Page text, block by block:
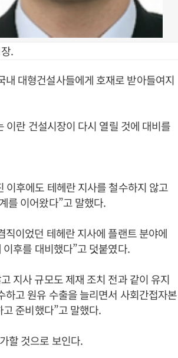
.
대형건설사들에게 호재로 받아들여지
이란 건설시장이 다시 열릴 것에 대비를
이후에도 테헤란 지사를 철수하지 않고
를 이어왔다”고 말했다.
이었던 테헤란 지사에 플랜트 분야에
후를 대비했다”고 덧붙였다.
지사 규모도 제재 조치 전과 같이 유지
고 원유 수출을 늘리면서 사회간접자본
준비했다”고 말했다.
할 것으로 보인다.